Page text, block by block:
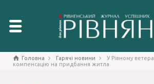
Головна Гарячі новини
У Рівному
компенсацію на придбання житла